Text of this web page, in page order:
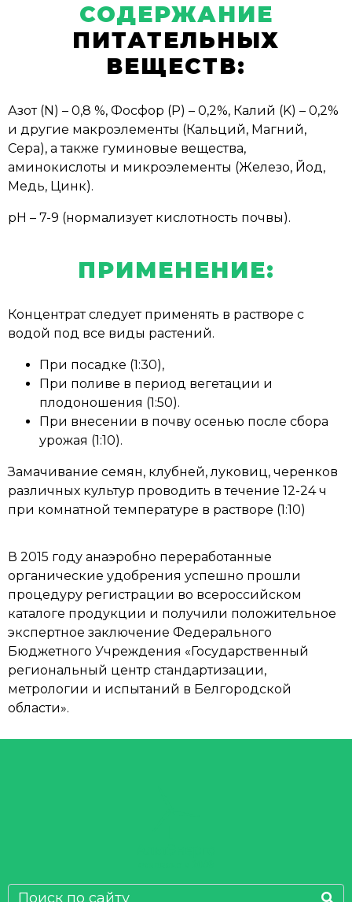
СОДЕРЖАНИЕ
ПИТАТЕЛЬНЫХ
ВЕЩЕСТВ:
Азот (N) – 0,8 %, Фосфор (P) – 0,2%, Калий (K) – 0,2%
и другие макроэлементы (Кальций, Магний,
Сера), а также гуминовые вещества,
аминокислоты и микроэлементы (Железо, Йод,
Медь, Цинк).
рН – 7-9 (нормализует кислотность почвы).
ПРИМЕНЕНИЕ:
Концентрат следует применять в растворе с
водой под все виды растений.
При посадке (1:30),
При поливе в период вегетации и
плодоношения (1:50).
При внесении в почву осенью после сбора
урожая (1:10).
Замачивание семян, клубней, луковиц, черенков
различных культур проводить в течение 12-24 ч
при комнатной температуре в растворе (1:10)
В 2015 году анаэробно переработанные
органические удобрения успешно прошли
процедуру регистрации во всероссийском
каталоге продукции и получили положительное
экспертное заключение Федерального
Бюджетного Учреждения «Государственный
региональный центр стандартизации,
метрологии и испытаний в Белгородской
области».